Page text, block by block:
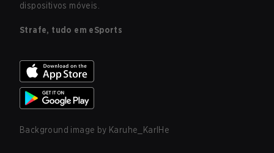
dispositivos móveis.
Strafe, tudo em eSports
Background image by Karuhe_KarlHe